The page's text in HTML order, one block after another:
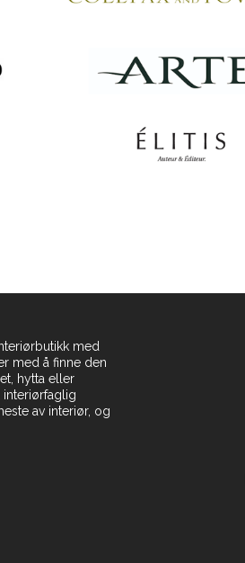
med
med å finne den
hytta eller
av interiør, og